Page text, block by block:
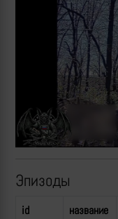
Эпизоды
id
название